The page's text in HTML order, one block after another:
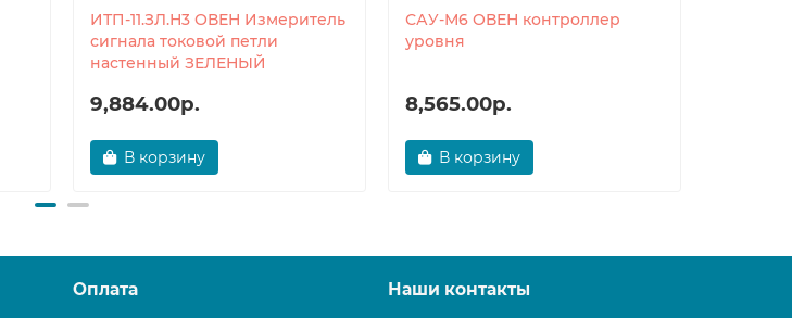
ИТП-11.ЗЛ.Н3 ОВЕН Измеритель
сигнала токовой петли
настенный ЗЕЛЕНЫЙ
9,884.00р.
В корзину
САУ-М6 ОВЕН контроллер
уровня
8,565.00р.
В корзину
Оплата Наши контакты